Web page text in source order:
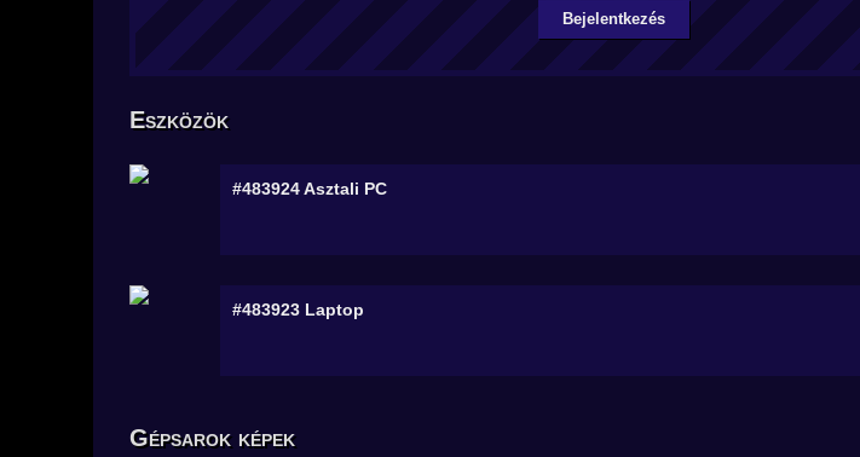
Bejelentkezés
Eszközök
#483924Asztali PC
#483923 Laptop
Gépsarok képek